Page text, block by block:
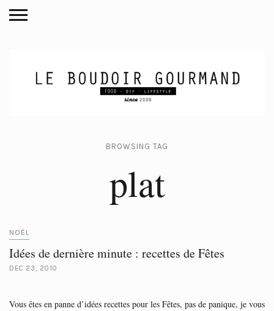
BROWSING TAG
plat
NOËL
Idées de dernière minute : recettes de Fêtes
DEC 23, 2010
Vous êtes en panne d’idées recettes pour les Fêtes, pas de panique, je vous